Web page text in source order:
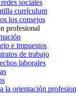
sociales
currículum
los consejos
profesional
e impuestos
de trabajo
laborales
la orientación